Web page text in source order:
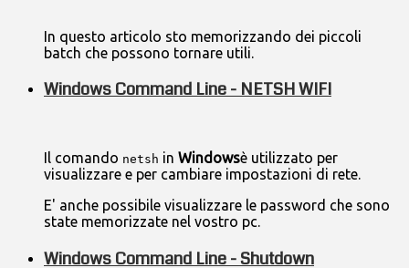
In questo articolo sto memorizzando dei piccoli
batch che possono tornare utili.
Windows Command Line - NETSH WIFI
Il comando netsh in Windowsè utilizzato per
visualizzare e per cambiare impostazioni di rete.
E' anche possibile visualizzare le password che sono
state memorizzate nel vostro pc.
Windows Command Line - Shutdown